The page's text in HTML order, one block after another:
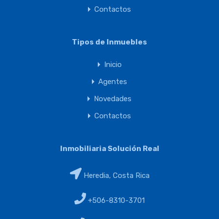
Contactos
Tipos de Inmuebles
Inicio
Agentes
Novedades
Contactos
Inmobiliaria Solución Real
Heredia, Costa Rica
+506-8310-3701